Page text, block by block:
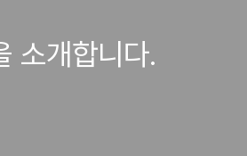
소개합니다.